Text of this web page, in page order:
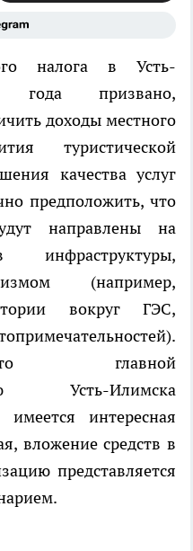
налога в Усть-
призвано,
доходы местного
туристической
качества услуг
предположить, что
направлены на
инфраструктуры,
(например,
вокруг ГЭС,
главной
Усть-Илимска
интересная
вложение средств в
представляется